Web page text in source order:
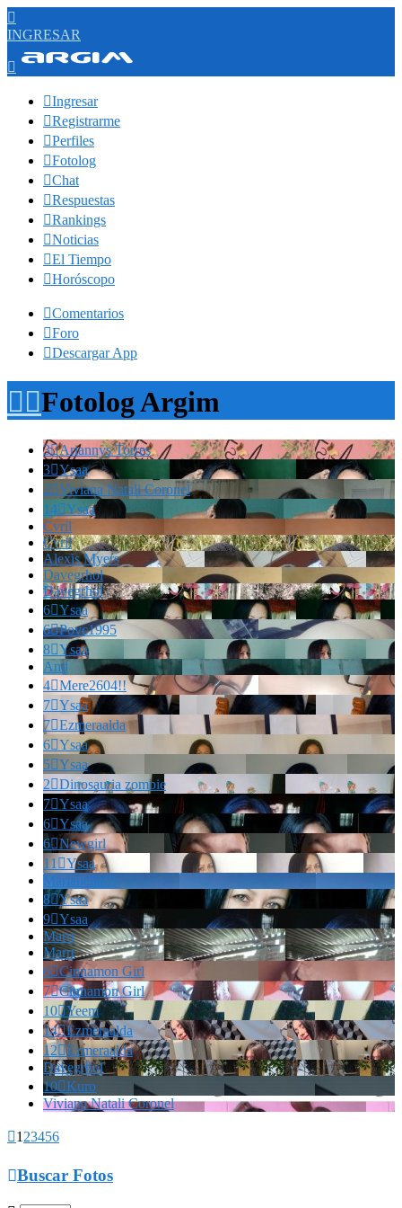

INGRESAR

Ingresar
Registrarme
Perfiles
Fotolog
Chat
Respuestas
Rankings
Noticias
El Tiempo
Horóscopo
Comentarios
Foro
Descargar App
Fotolog Argim
3Ariannys Torres
3Ysaa
2Viviana Natali Coronel
14Ysaa
Cvril
Cvril
Alexis Myers
Davegrhol
Davegrhol
6Ysaa
6Povc1995
8Ysaa
And
4Mere2604!!
7Ysaa
7Ezmeraalda
6Ysaa
5Ysaa
2Dinosauria zombie
7Ysaa
6Ysaa
6Newgirl
11 Ysaa
Marianella!!!
8Ysaa
9Ysaa
Marrr
Marrr
6Cinnamon Girl
7Cinnamon Girl
10Yeem
14Ezmeraalda
12Ezmeraalda
Davegrhol
10Kuro
Viviana Natali Coronel
1 23456
Buscar Fotos